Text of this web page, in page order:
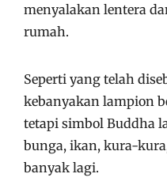
menyalakan lentera
rumah.
Seperti yang telah
kebanyakan lampion
tetapi simbol Buddha
bunga, ikan, kura-
banyak lagi.